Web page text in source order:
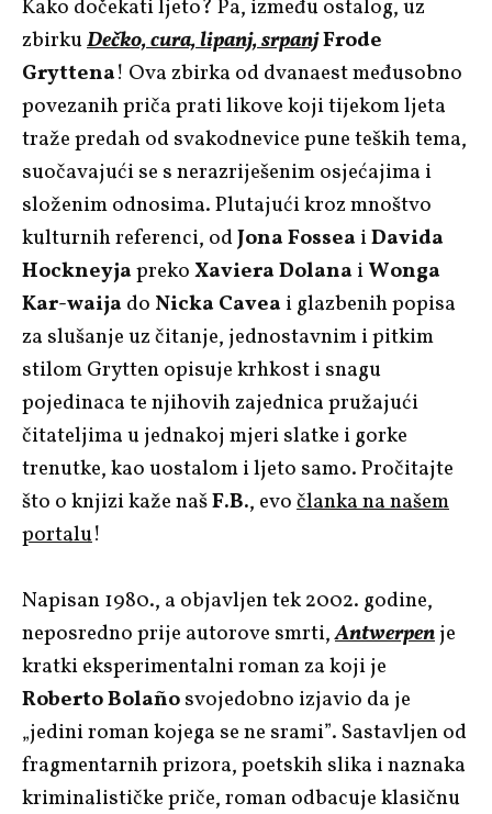
Kako dočekati ljeto? Pa, između ostalog, uz
zbirkuDečko, cura, lipanj, srpanjFrode
Gryttena! Ova zbirka od dvanaest međusobno
povezanih priča prati likove koji tijekom ljeta
traže predah od svakodnevice pune teških tema,
suočavajući se s nerazriješenim osjećajima i
složenim odnosima. Plutajući kroz mnoštvo
kulturnih referenci, odJona FosseaiDavida
HockneyjaprekoXaviera DolanaiWonga
Kar-waijado Nicka Caveai glazbenih popisa
za slušanje uz čitanje, jednostavnim i pitkim
stilom Grytten opisuje krhkost i snagu
pojedinaca te njihovih zajednica pružajući
čitateljima u jednakoj mjeri slatke i gorke
trenutke, kao uostalom i ljeto samo. Pročitajte
što o knjizi kaže našF.B., evočlanka na našem
portalu!
Napisan 1980., a objavljen tek 2002. godine,
neposredno prije autorove smrti,Antwerpenje
kratki eksperimentalni roman za koji je
Roberto Bolañosvojedobno izjavio da je
„jedini roman kojega se ne srami”. Sastavljen od
fragmentarnih prizora, poetskih slika i naznaka
kriminalističke priče, roman odbacuje klasičnu